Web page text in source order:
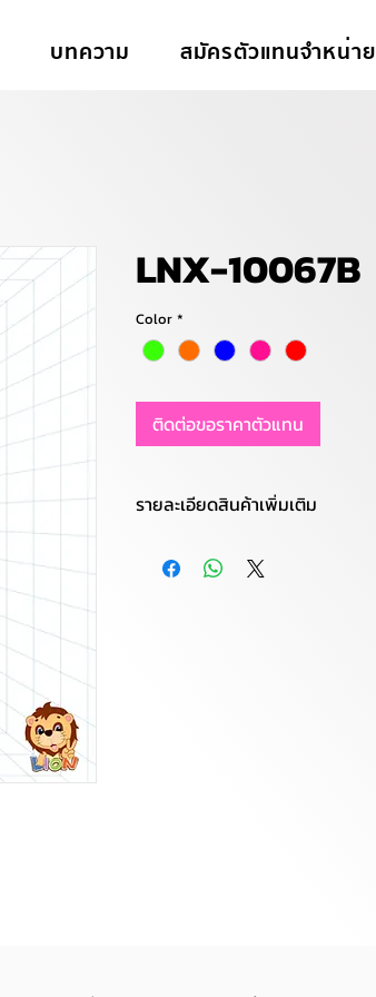
บทความ สมัครตัวแทนจำหน่าย
LNX-10067B
Color *
ติดต่อขอราคาตัวแทน
รายละเอียดสินค้าเพิ่มเติม
เพลง : มีเสียงเพลง